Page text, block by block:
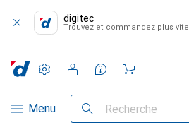
digitec
Trouvez et commandez plus vite
Navigation par catégorie
Menu Recherche
Paramètres
Compte client
Listes de comparaison
Listes d'envies
Panier